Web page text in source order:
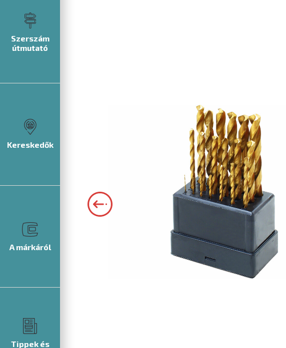
Szerszám
útmutató
Kereskedők
A márkáról
Tippek és